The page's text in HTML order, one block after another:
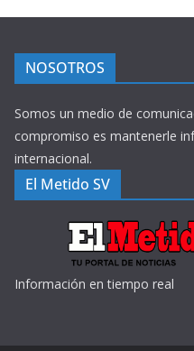
NOSOTROS
Somos un medio de
compromiso es mantenerle
internacional.
El Metido SV
Información en tiempo real